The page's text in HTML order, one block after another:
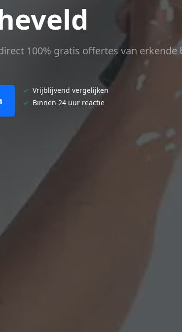
100% gratis offertes van
✓ Vrijblijvend vergelijken
✓ Binnen 24 uur reactie